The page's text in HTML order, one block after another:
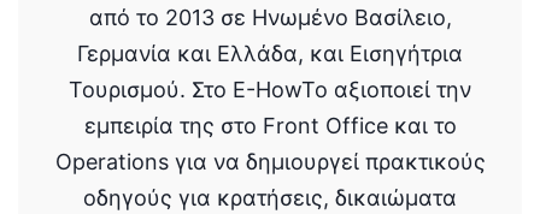
από το 2013 σε Ηνωμένο Βασίλειο,
Γερμανία και Ελλάδα, και Εισηγήτρια
Τουρισμού. Στο E-HowTo αξιοποιεί την
εμπειρία της στο Front Office και το
Operations για να δημιουργεί πρακτικούς
οδηγούς για κρατήσεις, δικαιώματα